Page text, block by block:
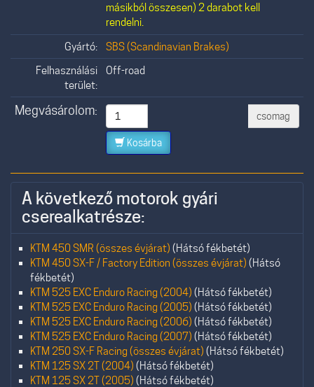
másikból összesen) 2 darabot kell
rendelni.
Gyártó:
SBS (Scandinavian Brakes)
Felhasználási
terület:
Off-road
Megvásárolom: csomag
Kosárba
A következő motorok gyári
cserealkatrésze:
KTM 450 SMR (összes évjárat) (Hátsó fékbetét)
KTM 450 SX-F / Factory Edition (összes évjárat) (Hátsó
fékbetét)
KTM 525 EXC Enduro Racing (2004) (Hátsó fékbetét)
KTM 525 EXC Enduro Racing (2005) (Hátsó fékbetét)
KTM 525 EXC Enduro Racing (2006) (Hátsó fékbetét)
KTM 525 EXC Enduro Racing (2007) (Hátsó fékbetét)
KTM 250 SX-F Racing (összes évjárat) (Hátsó fékbetét)
KTM 125 SX 2T (2004) (Hátsó fékbetét)
KTM 125 SX 2T (2005) (Hátsó fékbetét)